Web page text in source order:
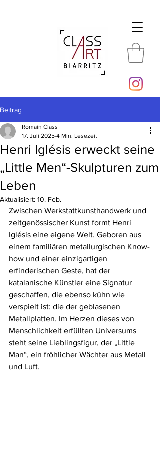
Beitrag
Henri Iglésis erweckt seine
„Little Men“-Skulpturen zum
Leben
Romain Class
17. Juli 2025 4 Min. Lesezeit
Aktualisiert: 10. Feb.
Zwischen Werkstattkunsthandwerk und
zeitgenössischer Kunst formt Henri
Iglésis eine eigene Welt. Geboren aus
einem familiären metallurgischen Know-
how und einer einzigartigen
erfinderischen Geste, hat der
katalanische Künstler eine Signatur
geschaffen, die ebenso kühn wie
verspielt ist: die der geblasenen
Metallplatten. Im Herzen dieses von
Menschlichkeit erfüllten Universums
steht seine Lieblingsfigur, der „Little
Man“, ein fröhlicher Wächter aus Metall
und Luft.